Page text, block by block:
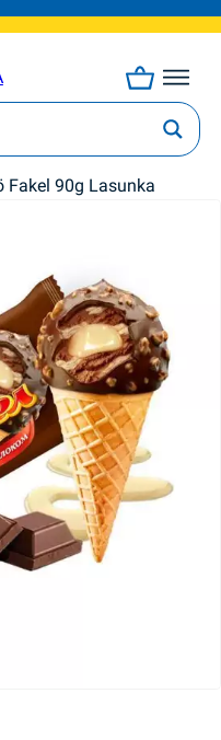
Fakel 90g Lasunka